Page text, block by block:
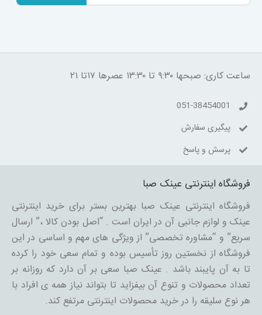
ساعت کاری: صبحها ۹:۳۰ تا ۱۳:۳۰ عصرها ۱۷تا ۲۱
051-38454001
پیگیری سفارش
پرسش و پاسخ
فروشگاه اینترنتی عینک صبا
فروشگاه اینترنتی عینک صبا بهترین بستر برای خرید اینترنتی
عینک و لوازم جانبی آن در ایران است . “اصل بودن کالا ،” ارسال
سریع” و “مشاوره تخصصی” از ویژگی های مهم و اساسی در این
فروشگاه از نخستین روز تأسیس بوده و تمام سعی خود را کرده
تا به آن پایبند باشد . عینک صبا سعی بر آن دارد که روزانه بر
تعداد محصولات و تنوع آن بیفزاید تا بتواند نیاز همه ی افراد با
هر نوع سلیقه را در خرید محصولات اینترنتی مرتفع کند.